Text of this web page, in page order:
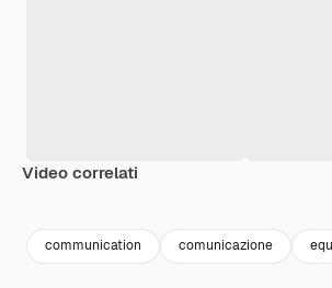
Video correlati
communication comunicazione